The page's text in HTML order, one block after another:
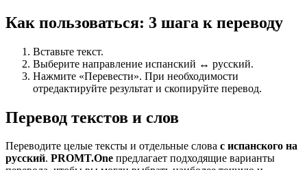
Как пользоваться: 3 шага к переводу
Вставьте текст.
Выберите направление испанский ↔ русский.
Нажмите «Перевести». При необходимости
отредактируйте результат и скопируйте перевод.
Перевод текстов и слов
Переводите целые тексты и отдельные слова с испанского на
русский. PROMT.One предлагает подходящие варианты